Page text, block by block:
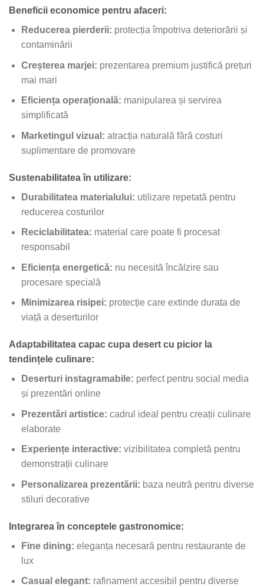
Beneficii economice pentru afaceri:
Reducerea pierderii: protecția împotriva deteriorării și
contaminării
Creșterea marjei: prezentarea premium justifică prețuri
mai mari
Eficiența operațională: manipularea și servirea
simplificată
Marketingul vizual: atracția naturală fără costuri
suplimentare de promovare
Sustenabilitatea în utilizare:
Durabilitatea materialului: utilizare repetată pentru
reducerea costurilor
Reciclabilitatea: material care poate fi procesat
responsabil
Eficiența energetică: nu necesită încălzire sau
procesare specială
Minimizarea risipei: protecție care extinde durata de
viață a deserturilor
Adaptabilitatea capac cupa desert cu picior la
tendințele culinare:
Deserturi instagramabile: perfect pentru social media
și prezentări online
Prezentări artistice: cadrul ideal pentru creații culinare
elaborate
Experiențe interactive: vizibilitatea completă pentru
demonstrații culinare
Personalizarea prezentării: baza neutră pentru diverse
stiluri decorative
Integrarea în conceptele gastronomice:
Fine dining: eleganța necesară pentru restaurante de
lux
Casual elegant: rafinament accesibil pentru diverse